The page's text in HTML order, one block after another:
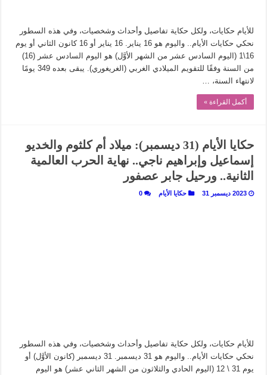
للأيام حكايات، ولكل حكاية تفاصيل وأحداث وشخصيات، وفي هذه السطور
نحكي حكايات الأيام.. واليوم هو 16 يناير. 16 يناير أو 16 كانون الثاني أو يوم
16\1 (اليوم السادس عشر من الشهر الأوَّل) هو اليوم السادس عشر (16)
من السنة وفقًا للتقويم الميلادي الغربي (الغريغوري). يبقى بعده 349 يومًا
لانتهاء السنة، …
أكمل القراءة »
حكايا الأيام (31 ديسمبر): ميلاد أم كلثوم والخديو
إسماعيل وإبراهيم ناجي.. نهاية الحرب العالمية
الثانية.. ورحيل جابر عصفور
2023 ديسمبر 31 حكايا الأيام 0
للأيام حكايات، ولكل حكاية تفاصيل وأحداث وشخصيات، وفي هذه السطور
نحكي حكايات الأيام.. واليوم هو 31 ديسمبر. 31 ديسمبر (كانون الأوَّل) أو
يوم 31 \ 12 (اليوم الحادي والثلاثون من الشهر الثاني عشر) هو اليوم